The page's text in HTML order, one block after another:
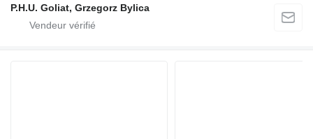
P.H.U. Goliat, Grzegorz Bylica